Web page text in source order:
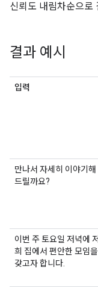
신뢰도 내림차순으로
결과 예시
입력
만나서 자세히 이야기해
드릴까요?
이번 주 토요일 저녁에 저
희 집에서 편안한 모임을
갖고자 합니다.